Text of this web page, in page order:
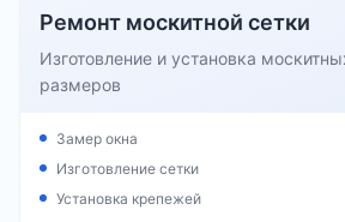
Ремонт москитной сетки
Изготовление и установка
размеров
Замер окна
Изготовление сетки
Установка крепежей